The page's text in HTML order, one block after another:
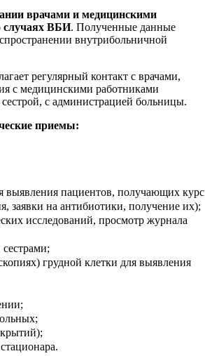
врачами и медицинскими
случаях ВБИ. Полученные данные
внутрибольничной
регулярный контакт с врачами,
с медицинскими работниками
с администрацией больницы.
приемы:
выявления пациентов, получающих курс
заявки на антибиотики, получение их);
исследований, просмотр журнала
грудной клетки для выявления